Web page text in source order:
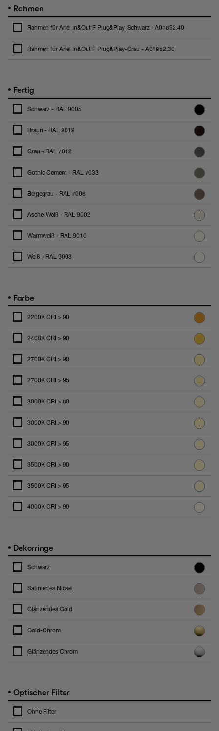
• Rahmen
Rahmen für Ariel In&Out F Plug&Play-Schwarz - A01852.40
Rahmen für Ariel In&Out F Plug&Play-Grau - A01852.30
• Fertig
Schwarz - RAL 9005
Braun - RAL 8019
Grau - RAL 7012
Gothic Cement - RAL 7033
Beigegrau - RAL 7006
Asche-Weiß - RAL 9002
Warmweiß - RAL 9010
Weiß - RAL 9003
• Farbe
2200K CRI > 90
2400K CRI > 90
2700K CRI > 90
2700K CRI > 95
3000K CRI > 80
3000K CRI > 90
3000K CRI > 95
3500K CRI > 90
3500K CRI > 95
4000K CRI > 90
• Dekorringe
Schwarz
Satiniertes Nickel
Glänzendes Gold
Gold-Chrom
Glänzendes Chrom
• Optischer Filter
Ohne Filter